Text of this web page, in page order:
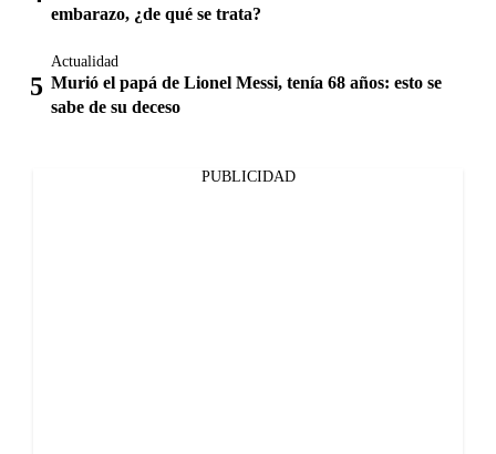
embarazo, ¿de qué se trata?
Actualidad
Murió el papá de Lionel Messi, tenía 68 años: esto se
sabe de su deceso
PUBLICIDAD